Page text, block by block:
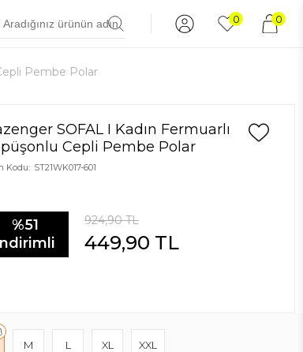
0 0
Pembe Polar
SOFAL I Kadın Fermuarlı
Cepli Pembe Polar
Kodu: ST21WK017-601
%51
924,90TL
449,90 TL
M L XL XXL